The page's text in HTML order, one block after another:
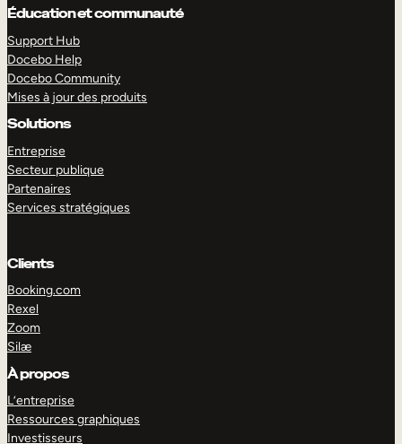
Éducation et communauté
Support Hub
Docebo Help
Docebo Community
Mises à jour des produits
Solutions
Entreprise
Secteur publique
Partenaires
Services stratégiques
Clients
Booking.com
Rexel
Zoom
Silæ
À propos
L’entreprise
Ressources graphiques
Investisseurs